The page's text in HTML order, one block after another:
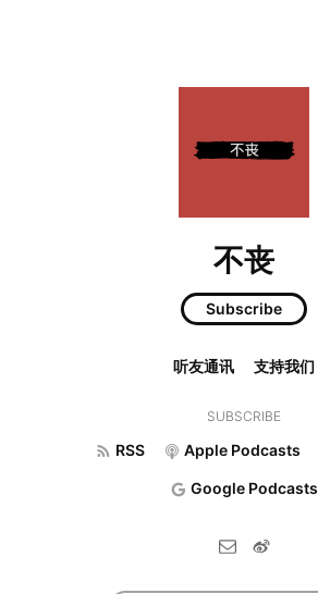
不丧
Subscribe
听友通讯 支持我们
SUBSCRIBE
RSS Apple Podcasts
Google Podcasts